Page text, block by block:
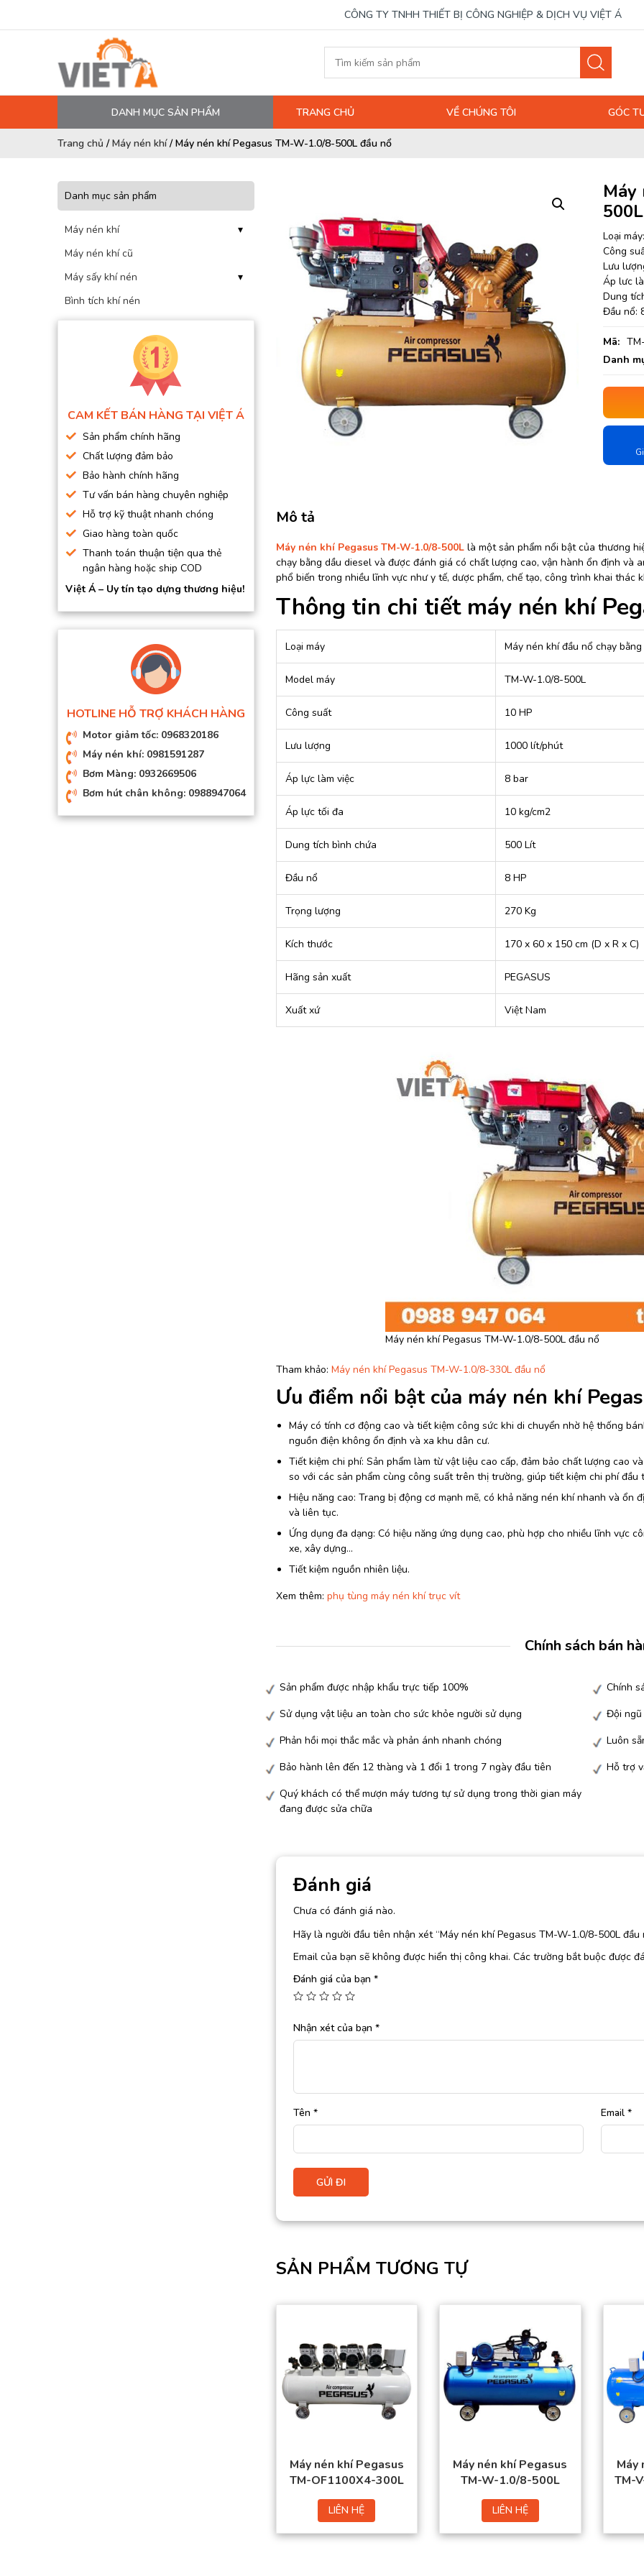
CÔNG TY TNHH THIẾT BỊ CÔNG NGHIỆP & DỊCH VỤ VIỆT Á
DANH MỤC SẢN PHẨM
MÁY NÉN KHÍ
LỌC MÁY NÉN KHÍ
DẦU MÁY NÉN KHÍ
DÂY HƠI, ỐNG HƠI
MÁY SẤY KHÍ
BÌNH CHỨA KHÍ NÉN
BƠM HÚT CHÂN KHÔNG
BƠM ĐỊNH LƯỢNG
MOTOR, HỘP GIẢM TỐC
MÁY TẠO KHÍ NITO
TRANG CHỦ VỀ CHÚNG TÔI GÓC
Trang chủ /Máy nén khí/Máy nén khí Pegasus TM-W-1.0/8-500L đầu nổ
Danh mục sản phẩm
Máy nén khí
▾
Máy nén khí cũ
Máy sấy khí nén
▾
Bình tích khí nén
CAM KẾT BÁN HÀNG TẠI VIỆT Á
Sản phẩm chính hãng
Chất lượng đảm bảo
Bảo hành chính hãng
Tư vấn bán hàng chuyên nghiệp
Hỗ trợ kỹ thuật nhanh chóng
Giao hàng toàn quốc
Thanh toán thuận tiện qua thẻ
ngân hàng hoặc ship COD
Việt Á – Uy tín tạo dựng thương hiệu!
HOTLINE HỖ TRỢ KHÁCH HÀNG
Motor giảm tốc: 0968320186
Máy nén khí: 0981591287
Bơm Màng: 0932669506
Bơm hút chân không: 0988947064
Máy
Loại
Công
Lưu
Áp lưc
Dung
Đầu nổ:
Mã:
Danh
Mô tả
Máy nén khí Pegasus TM-W-1.0/8-500Llà một sản phẩm nổi bật của thương
chạy bằng dầu diesel và được đánh giá có chất lượng cao, vận hành ổn định và
phổ biến trong nhiều lĩnh vực như y tế, dược phẩm, chế tạo, công trình khai thác
Thông tin chi tiết máy nén khí
Loại máy Máy nén khí đầu nổ chạy
Model máy TM-W-1.0/8-500L
Công suất 10 HP
Lưu lượng 1000 lít/phút
Áp lực làm việc 8 bar
Áp lực tối đa 10 kg/cm2
Dung tích bình chứa 500 Lít
Đầu nổ 8 HP
Trọng lượng 270 Kg
Kích thước 170 x 60 x 150 cm (D x R x C)
Hãng sản xuất PEGASUS
Xuất xứ Việt Nam
Máy nén khí Pegasus TM-W-1.0/8-500L đầu nổ
Tham khảo: Máy nén khí Pegasus TM-W-1.0/8-330L đầu nổ
Ưu điểm nổi bật của máy nén khí
Máy có tính cơ động cao và tiết kiệm công sức khi di chuyển nhờ hệ thống
nguồn điện không ổn định và xa khu dân cư.
Tiết kiệm chi phí: Sản phẩm làm từ vật liệu cao cấp, đảm bảo chất lượng cao
so với các sản phẩm cùng công suất trên thị trường, giúp tiết kiệm chi phí đầu
Hiệu năng cao: Trang bị động cơ mạnh mẽ, có khả năng nén khí nhanh và
và liên tục.
Ứng dụng đa dạng: Có hiệu năng ứng dụng cao, phù hợp cho nhiều lĩnh vực
xe, xây dựng…
Tiết kiệm nguồn nhiên liệu.
Xem thêm: phụ tùng máy nén khí trục vít
Chính sách bán
Sản phẩm được nhập khẩu trực tiếp 100%
Chính
Sử dụng vật liệu an toàn cho sức khỏe người sử dụng
Đội ngũ
Phản hồi mọi thắc mắc và phản ánh nhanh chóng
Luôn
Bảo hành lên đến 12 thàng và 1 đổi 1 trong 7 ngày đầu tiên
Hỗ trợ
Quý khách có thể mượn máy tương tự sử dụng trong thời gian máy
đang được sửa chữa
Đánh giá
Chưa có đánh giá nào.
Hãy là người đầu tiên nhận xét “Máy nén khí Pegasus TM-W-1.0/8-500L đầu
Email của bạn sẽ không được hiển thị công khai. Các trường bắt buộc được
Đánh giá của bạn *
Nhận xét của bạn *
Tên * Email *
SẢN PHẨM TƯƠNG TỰ
Máy nén khí Pegasus
TM-OF1100X4-300L
LIÊN HỆ
Máy nén khí Pegasus
TM-W-1.0/8-500L
LIÊN HỆ
Máy
TM-